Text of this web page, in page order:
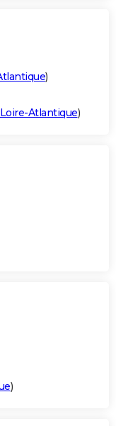
)
Loire-Atlantique)
)